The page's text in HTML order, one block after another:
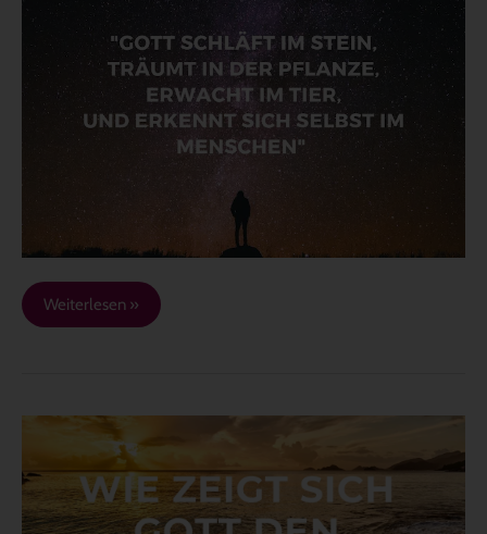
Weiterlesen »
sich
den